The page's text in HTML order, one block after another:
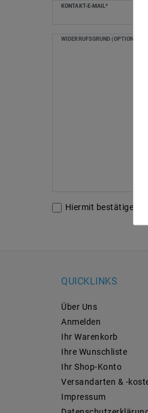
KONTAKT-E-MAIL*
WIDERRUFSGRUND (OPTIONAL)
Hiermit bestätige
QUICKLINKS
Über Uns
Anmelden
Ihr Warenkorb
Ihre Wunschliste
Ihr Shop-Konto
Versandarten & -
Impressum